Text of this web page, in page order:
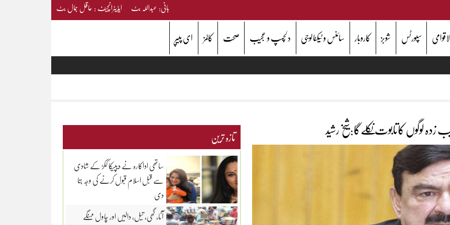
بانی: عبداللہ بٹ ایڈیٹرانچیف : عاقل جمال بٹ
سپورٹس شوبز کاروبار سائنس و ٹیکنالوجی دلچسپ و عجیب صحت کالمز ای پیپر
لوگوں کاتابوت نکلےگا:شیخ رشید تازہ ترین
ساتھی اداکارہ نے دیپیکا ککڑ کے شادی
سے قبل اسلام قبول کرنے کی وجہ بتا
دی
آٹا، گھی، تیل، دالیں اور چاول مہنگے